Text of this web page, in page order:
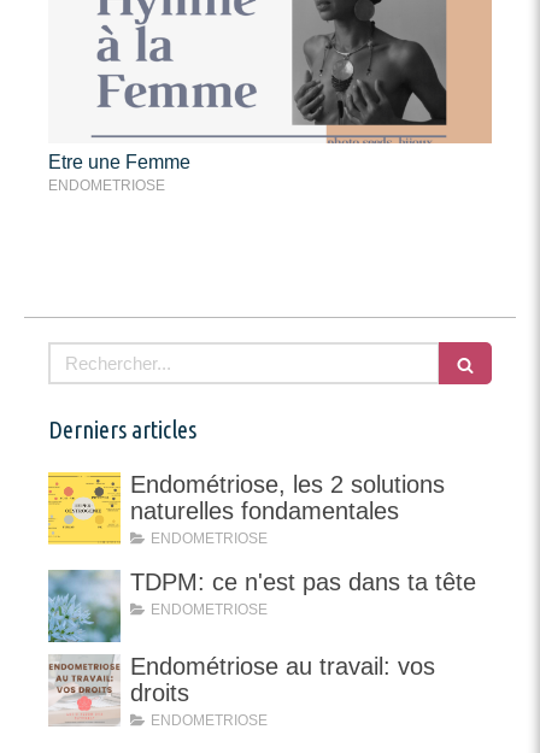
Etre une Femme
ENDOMETRIOSE
Rechercher
Derniers articles
Endométriose, les 2 solutions
naturelles fondamentales
ENDOMETRIOSE
TDPM: ce n'est pas dans ta tête
ENDOMETRIOSE
Endométriose au travail: vos
droits
ENDOMETRIOSE